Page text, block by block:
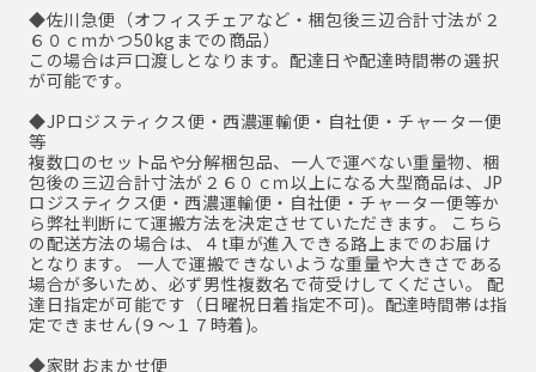
◆佐川急便 （オフィスチェアなど・梱包後三辺合計寸法が２
６０ｃｍかつ50kgまでの商品）
この場合は戸口渡しとなります。配達日や配達時間帯の選択
が可能です。
◆JPロジスティクス便・西濃運輸便・自社便・チャーター便
等
複数口のセット品や分解梱包品、一人で運べない重量物、梱
包後の三辺合計寸法が２６０ｃｍ以上になる大型商品は、JP
ロジスティクス便・西濃運輸便・自社便・チャーター便等か
ら弊社判断にて運搬方法を決定させていただきます。 こちら
の配送方法の場合は、４t車が進入できる路上までのお届け
となります。 一人で運搬できないような重量や大きさである
場合が多いため、必ず男性複数名で荷受けしてください。 配
達日指定が可能です（日曜祝日着指定不可)。配達時間帯は指
定できません(９～１７時着)。
◆家財おまかせ便